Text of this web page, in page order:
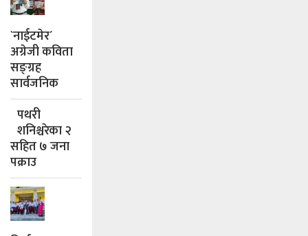
`नाईटमेर´
अग्रेजी कविता
सङ्ग्रह
सार्वजनिक
पथरी
शनिश्चरेका २
सहित ७ जना
पक्राउ